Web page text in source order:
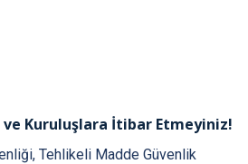
Kuruluşlara İtibar Etmeyiniz!
Tehlikeli Madde Güvenlik